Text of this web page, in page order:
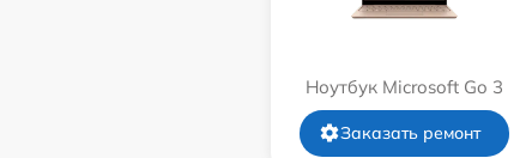
Ноутбук Microsoft Go 3
Заказать ремонт